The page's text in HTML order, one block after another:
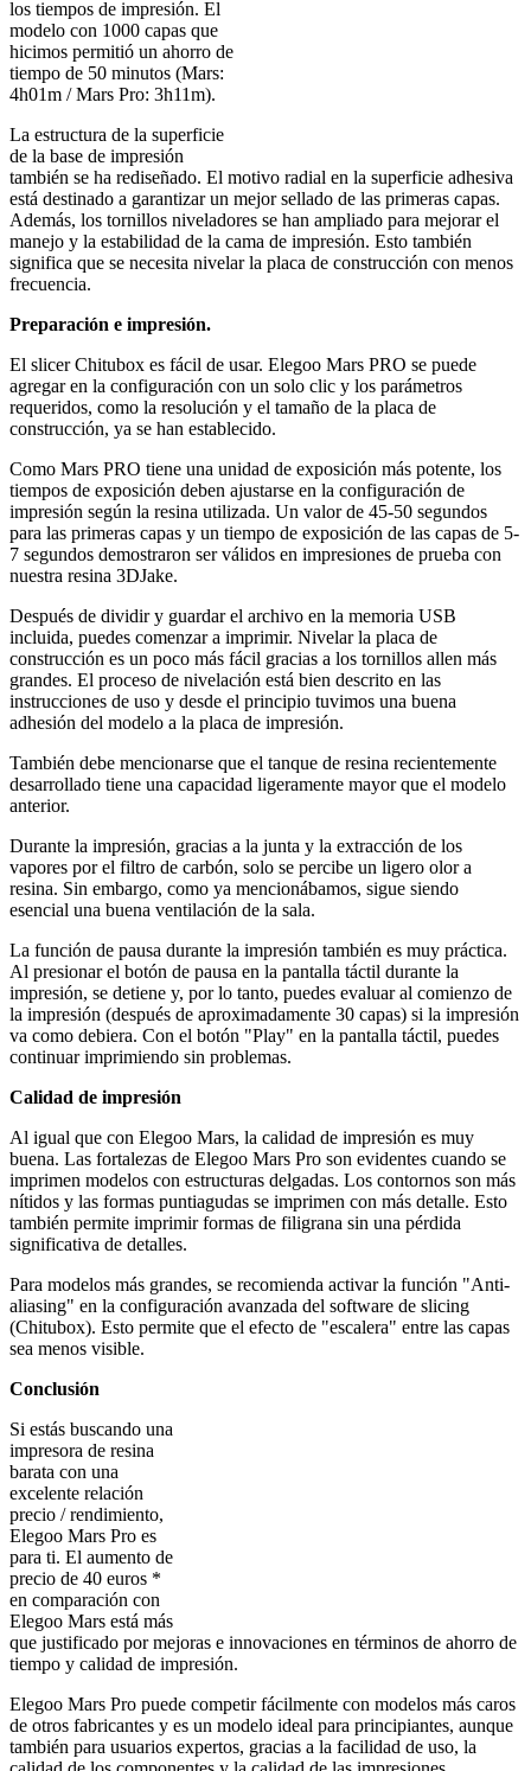
los tiempos de impresión. El
modelo con 1000 capas que
hicimos permitió un ahorro de
tiempo de 50 minutos (Mars:
4h01m / Mars Pro: 3h11m).
La estructura de la superficie
de la base de impresión
también se ha rediseñado. El motivo radial en la superficie adhesiva
está destinado a garantizar un mejor sellado de las primeras capas.
Además, los tornillos niveladores se han ampliado para mejorar el
manejo y la estabilidad de la cama de impresión. Esto también
significa que se necesita nivelar la placa de construcción con menos
frecuencia.
Preparación e impresión.
El slicer Chitubox es fácil de usar. Elegoo Mars PRO se puede
agregar en la configuración con un solo clic y los parámetros
requeridos, como la resolución y el tamaño de la placa de
construcción, ya se han establecido.
Como Mars PRO tiene una unidad de exposición más potente, los
tiempos de exposición deben ajustarse en la configuración de
impresión según la resina utilizada. Un valor de 45-50 segundos
para las primeras capas y un tiempo de exposición de las capas de 5-
7 segundos demostraron ser válidos en impresiones de prueba con
nuestra resina 3DJake.
Después de dividir y guardar el archivo en la memoria USB
incluida, puedes comenzar a imprimir. Nivelar la placa de
construcción es un poco más fácil gracias a los tornillos allen más
grandes. El proceso de nivelación está bien descrito en las
instrucciones de uso y desde el principio tuvimos una buena
adhesión del modelo a la placa de impresión.
También debe mencionarse que el tanque de resina recientemente
desarrollado tiene una capacidad ligeramente mayor que el modelo
anterior.
Durante la impresión, gracias a la junta y la extracción de los
vapores por el filtro de carbón, solo se percibe un ligero olor a
resina. Sin embargo, como ya mencionábamos, sigue siendo
esencial una buena ventilación de la sala.
La función de pausa durante la impresión también es muy práctica.
Al presionar el botón de pausa en la pantalla táctil durante la
impresión, se detiene y, por lo tanto, puedes evaluar al comienzo de
la impresión (después de aproximadamente 30 capas) si la impresión
va como debiera. Con el botón "Play" en la pantalla táctil, puedes
continuar imprimiendo sin problemas.
Calidad de impresión
Al igual que con Elegoo Mars, la calidad de impresión es muy
buena. Las fortalezas de Elegoo Mars Pro son evidentes cuando se
imprimen modelos con estructuras delgadas. Los contornos son más
nítidos y las formas puntiagudas se imprimen con más detalle. Esto
también permite imprimir formas de filigrana sin una pérdida
significativa de detalles.
Para modelos más grandes, se recomienda activar la función "Anti-
aliasing" en la configuración avanzada del software de slicing
(Chitubox). Esto permite que el efecto de "escalera" entre las capas
sea menos visible.
Conclusión
Si estás buscando una
impresora de resina
barata con una
excelente relación
precio / rendimiento,
Elegoo Mars Pro es
para ti. El aumento de
precio de 40 euros *
en comparación con
Elegoo Mars está más
que justificado por mejoras e innovaciones en términos de ahorro de
tiempo y calidad de impresión.
Elegoo Mars Pro puede competir fácilmente con modelos más caros
de otros fabricantes y es un modelo ideal para principiantes, aunque
también para usuarios expertos, gracias a la facilidad de uso, la